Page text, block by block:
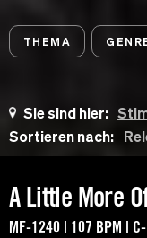
THEMA
Sie sind hier:
Sortieren nach:
A Little More
MF-1240 | 107 BPM |